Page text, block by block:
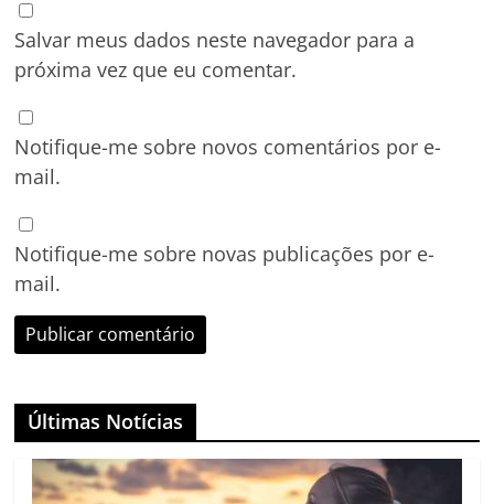
Salvar meus dados neste navegador para a
próxima vez que eu comentar.
Notifique-me sobre novos comentários por e-
mail.
Notifique-me sobre novas publicações por e-
mail.
Últimas Notícias